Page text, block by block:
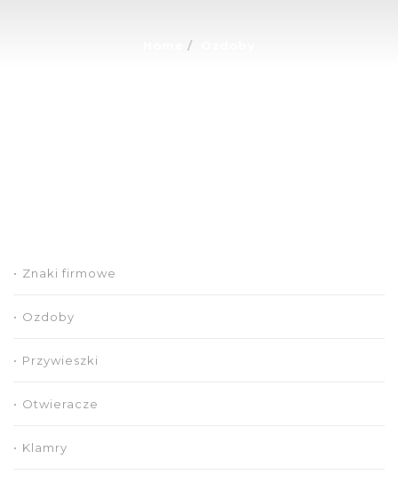
Znaki firmowe
Ozdoby
Przywieszki
Otwieracze
Klamry